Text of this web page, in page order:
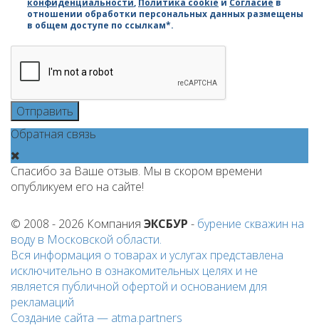
конфиденциальности, Политика cookie и Согласие в
отношении обработки персональных данных размещены
в общем доступе по ссылкам*.
Отправить
Обратная связь
Спасибо за Ваше отзыв. Мы в скором времени
опубликуем его на сайте!
© 2008 - 2026 Компания ЭКСБУР - бурение скважин на
водув Московской области.
Вся информация о товарах и услугах представлена
исключительно в ознакомительных целях и не
является публичной офертой и основанием для
рекламаций
Создание сайта — atma.partners